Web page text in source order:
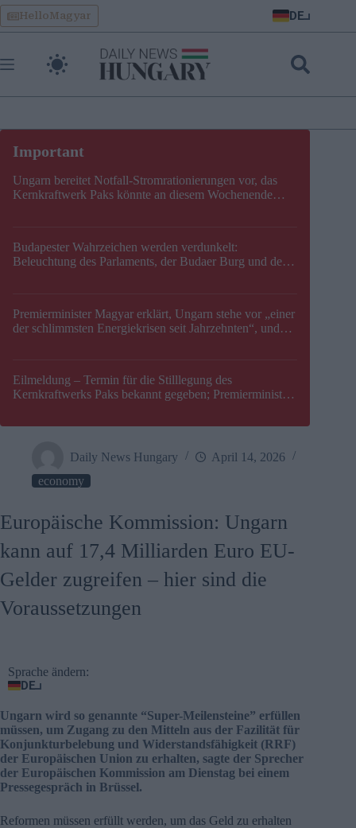
Skip
to
content
HelloMagyar DE
Ungarn bereitet Notfall-Stromrationierungen vor, das
Kernkraftwerk Paks könnte an diesem Wochenende
Budapester Wahrzeichen werden verdunkelt:
Beleuchtung des Parlaments, der Budaer Burg und der
Premierminister Magyar erklärt, Ungarn stehe vor „einer
der schlimmsten Energiekrisen seit Jahrzehnten“, und
Eilmeldung – Termin für die Stilllegung des
Kernkraftwerks Paks bekannt gegeben; Premierminister
Daily News Hungary
April 14, 2026
economy
Europäische Kommission: Ungarn
kann auf 17,4 Milliarden Euro EU-
Gelder zugreifen – hier sind die
Voraussetzungen
Sprache ändern:
DE
Ungarn wird so genannte “Super-Meilensteine” erfüllen
müssen, um Zugang zu den Mitteln aus der Fazilität für
Konjunkturbelebung und Widerstandsfähigkeit (RRF)
der Europäischen Union zu erhalten, sagte der Sprecher
der Europäischen Kommission am Dienstag bei einem
Pressegespräch in Brüssel.
Reformen müssen erfüllt werden, um das Geld zu erhalten